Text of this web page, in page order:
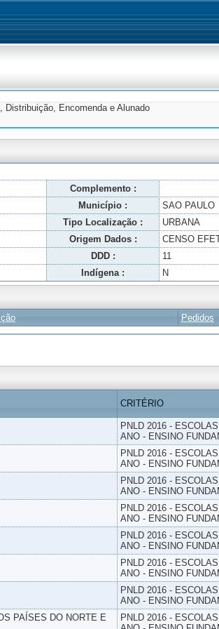
Distribuição, Encomenda e Alunado
Complemento :
Município : SAO PAULO
Tipo Localização : URBANA
Origem Dados : CENSO
DDD : 11
Indígena : N
Pedidos
CRITÉRIO
PNLD 2016 -
ANO - ENSINO
PNLD 2016 -
ANO - ENSINO
PNLD 2016 -
ANO - ENSINO
PNLD 2016 -
ANO - ENSINO
PNLD 2016 -
ANO - ENSINO
PNLD 2016 -
ANO - ENSINO
PNLD 2016 -
ANO - ENSINO
PAÍSES DO NORTE E
PNLD 2016 -